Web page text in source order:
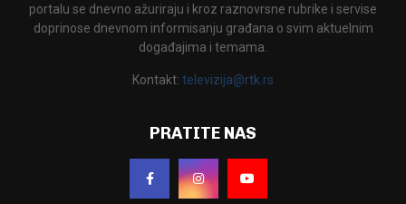
portalu se dnevno ažuriraju i kroz raznovrsne rubrike i servise
doprinose dnevnom informisanju građana o svim aktuelnim
događajima i temama.
Kontakt: televizija@rtk.rs
PRATITE NAS